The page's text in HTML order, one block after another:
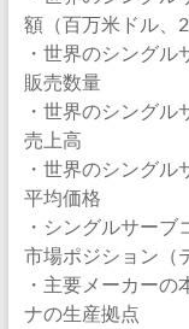
額（百万米ドル、
・世界のシング
販売数量
・世界のシング
売上高
・世界のシング
平均価格
・シングルサー
市場ポジション（
・主要メーカー
ナの生産拠点